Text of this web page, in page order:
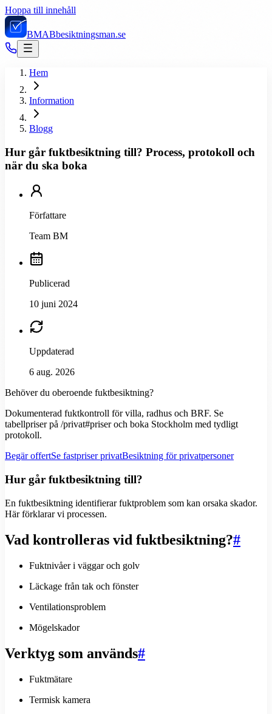
Hoppa till innehåll
BMABbesiktningsman.se
Hem
Information
Blogg
Hur går fuktbesiktning till? Process, protokoll och
när du ska boka
Författare
Team BM
Publicerad
10 juni 2024
Uppdaterad
6 aug. 2026
Behöver du oberoende fuktbesiktning?
Dokumenterad fuktkontroll för villa, radhus och BRF. Se
tabellpriser på /privat#priser och boka Stockholm med tydligt
protokoll.
Begär offertSe fastpriser privatBesiktning för privatpersoner
Hur går fuktbesiktning till?
En fuktbesiktning identifierar fuktproblem som kan orsaka skador.
Här förklarar vi processen.
Vad kontrolleras vid fuktbesiktning?#
Fuktnivåer i väggar och golv
Läckage från tak och fönster
Ventilationsproblem
Mögelskador
Verktyg som används#
Fuktmätare
Termisk kamera